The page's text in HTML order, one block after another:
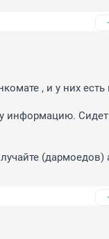
, и у них есть
информацию.
(дармоедов)